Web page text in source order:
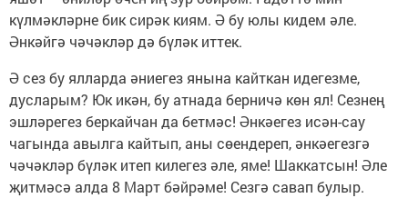
күлмәкләрне бик сирәк киям. Ә бу юлы кидем әле.
Әнкәйгә чәчәкләр дә бүләк иттек.
Ә сез бу ялларда әниегез янына кайткан идегезме,
дусларым? Юк икән, бу атнада берничә көн ял! Сезнең
эшләрегез беркайчан да бетмәс! Әнкәегез исән-сау
чагында авылга кайтып, аны сөендереп, әнкәегезгә
чәчәкләр бүләк итеп килегез әле, яме! Шаккатсын! Әле
җитмәсә алда 8 Март бәйрәме! Сезгә савап булыр.